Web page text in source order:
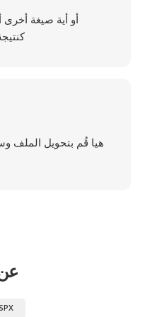
كنتيجة
هيا قُم بتحويل الملف